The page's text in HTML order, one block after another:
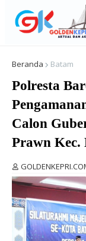
Beranda Batam
Polresta
Calon
Prawn Kec.